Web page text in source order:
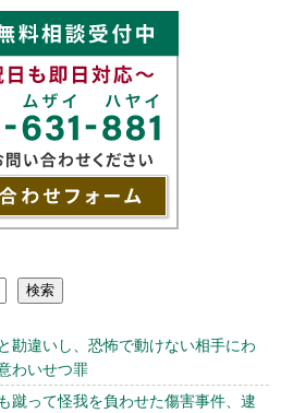
検索
勘違いし、恐怖で動けない相手にわ
わいせつ罪
蹴って怪我を負わせた傷害事件、逮